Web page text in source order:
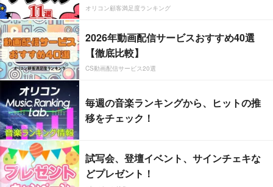
オリコン顧客満足度ランキング
2026年動画配信サービスおすすめ40選
【徹底比較】
CS動画配信サービス20選
毎週の音楽ランキングから、ヒットの推
移をチェック！
試写会、登壇イベント、サインチェキな
どプレゼント！